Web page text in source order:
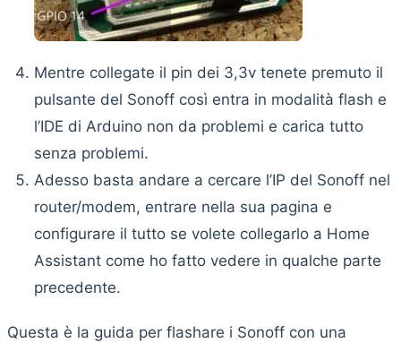
Mentre collegate il pin dei 3,3v tenete premuto il
pulsante del Sonoff così entra in modalità flash e
l’IDE di Arduino non da problemi e carica tutto
senza problemi.
Adesso basta andare a cercare l’IP del Sonoff nel
router/modem, entrare nella sua pagina e
configurare il tutto se volete collegarlo a Home
Assistant come ho fatto vedere in qualche parte
precedente.
Questa è la guida per flashare i Sonoff con una